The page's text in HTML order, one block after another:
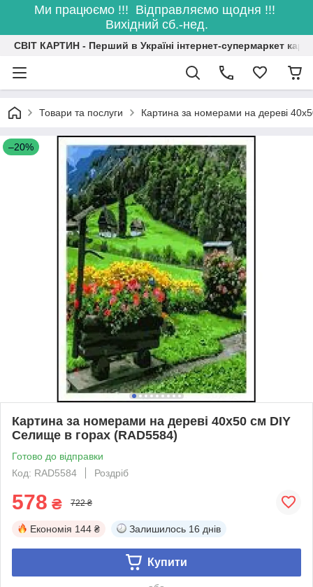
Ми працюємо !!! Відправляємо щодня !!!
Вихідний сб.-нед.
СВІТ КАРТИН - Перший в Україні інтернет-супермаркет
Товари та послуги Картина за номерами на дереві
–20%
Картина за номерами на дереві 40х50 см DIY
Селище в горах (RAD5584)
Готово до відправки
Код: RAD5584
Роздріб
578 ₴ 722 ₴
Економія 144 ₴ Залишилось 16 днів
Купити